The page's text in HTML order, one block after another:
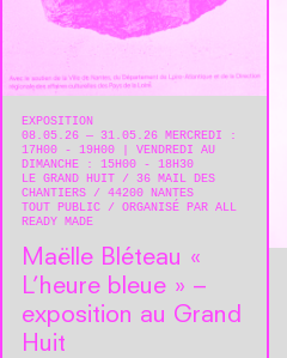
EXPOSITION
08.05.26 — 31.05.26 MERCREDI :
17H00 - 19H00 | VENDREDI AU
DIMANCHE : 15H00 - 18H30
LE GRAND HUIT
36 MAIL DES
CHANTIERS
44200 NANTES
TOUT PUBLIC
ORGANISÉ PAR ALL
READY MADE
Maëlle Bléteau « ​
L’heure bleue » –
exposition au Grand
Huit